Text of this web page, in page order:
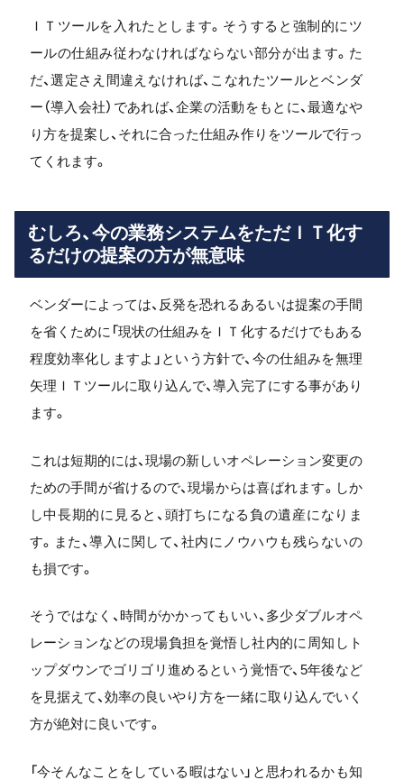
ＩＴツールを入れたとします。そうすると強制的にツ
ールの仕組み従わなければならない部分が出ます。た
だ、選定さえ間違えなければ、こなれたツールとベンダ
ー（導入会社）であれば、企業の活動をもとに、最適なや
り方を提案し、それに合った仕組み作りをツールで行っ
てくれます。
むしろ、今の業務システムをただＩＴ化す
るだけの提案の方が無意味
ベンダーによっては、反発を恐れるあるいは提案の手間
を省くために「現状の仕組みをＩＴ化するだけでもある
程度効率化しますよ」という方針で、今の仕組みを無理
矢理ＩＴツールに取り込んで、導入完了にする事があり
ます。
これは短期的には、現場の新しいオペレーション変更の
ための手間が省けるので、現場からは喜ばれます。しか
し中長期的に見ると、頭打ちになる負の遺産になりま
す。また、導入に関して、社内にノウハウも残らないの
も損です。
そうではなく、時間がかかってもいい、多少ダブルオペ
レーションなどの現場負担を覚悟し社内的に周知しト
ップダウンでゴリゴリ進めるという覚悟で、5年後など
を見据えて、効率の良いやり方を一緒に取り込んでいく
方が絶対に良いです。
「今そんなことをしている暇はない」と思われるかも知